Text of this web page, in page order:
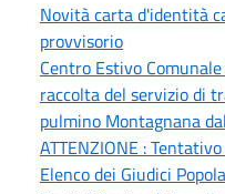
Novità carta d'identità
provvisorio
Centro Estivo
raccolta del servizio di
pulmino Montagnana
ATTENZIONE :
Elenco dei Giudici